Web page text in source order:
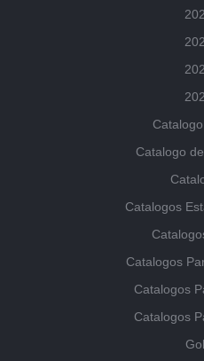
Catalogo
Catalogos
Catalogos
Catalogos
Catalogos